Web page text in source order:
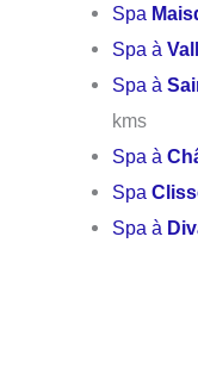
Spa
Spa à
Spa à
kms
Spa à
Spa
Spa à